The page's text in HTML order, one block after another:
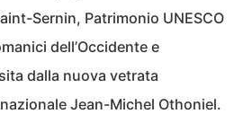
Sernin, Patrimonio UNESCO
dell’Occidente e
dalla nuova vetrata
Jean-Michel Othoniel.